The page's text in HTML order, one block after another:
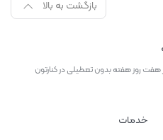
بازگشت به بالا
روز هفته بدون تعطیلی در کنارتون
خدمات